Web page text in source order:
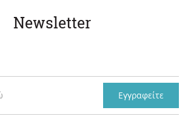
Newsletter
Εγγραφείτε